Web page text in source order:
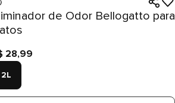
de Odor Bellogatto para
28,99
2L